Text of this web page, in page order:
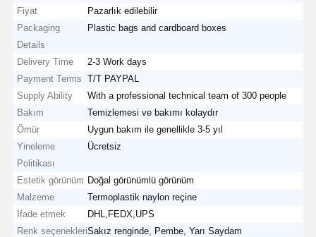
Fiyat
Pazarlık edilebilir
Packaging
Details
Plastic bags and cardboard boxes
Delivery Time
2-3 Work days
Payment Terms
T/T PAYPAL
Supply Ability
With a professional technical team of 300 people
Bakım
Temizlemesi ve bakımı kolaydır
Ömür
Uygun bakım ile genellikle 3-5 yıl
Yineleme
Politikası
Ücretsiz
Estetik görünüm Doğal görünümlü görünüm
Malzeme
Termoplastik naylon reçine
İfade etmek
DHL,FEDX,UPS
Renk seçenekleriSakız renginde, Pembe, Yarı Saydam